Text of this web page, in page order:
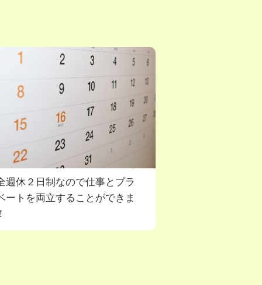
週休２日制なので仕事とプラ
ートを両立することができま